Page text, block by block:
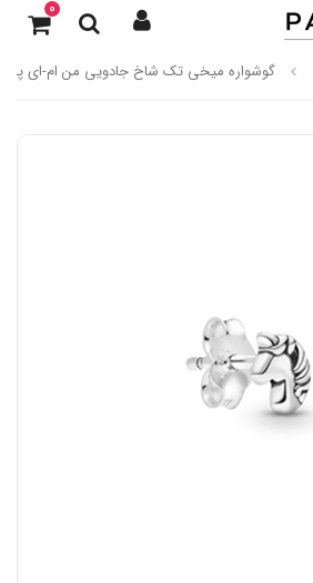
0
گوشواره میخی تک شاخ جادویی من ام-ای